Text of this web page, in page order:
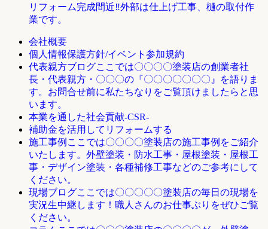
リフォーム完成間近‼外部は仕上げ工事、樋の取付作
業です。
会社概要
個人情報保護方針/イベント参加規約
代表親方ブログここでは〇〇〇〇塗装店の創業者社
長・代表親方・〇〇〇の『〇〇〇〇〇〇〇』を語りま
す。お問合せ前に私たちなりをご覧頂けましたらと思
います。
本業を通した社会貢献-CSR-
補助金を活用してリフォームする
施工事例 ここでは〇〇〇〇塗装店の施工事例をご紹介
いたします。外壁塗装・防水工事・屋根塗装・屋根工
事・デザイン塗装・各種補修工事などのご参考にして
ください。
現場ブログここでは〇〇〇〇〇塗装店の毎日の現場を
実況生中継します！職人さんのお仕事ぶりをぜひご覧
ください。